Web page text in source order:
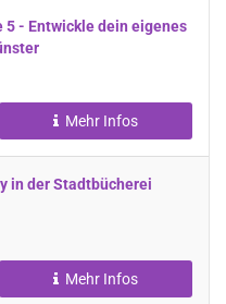
5 - Entwickle dein eigenes
Mehr Infos
in der Stadtbücherei
Mehr Infos